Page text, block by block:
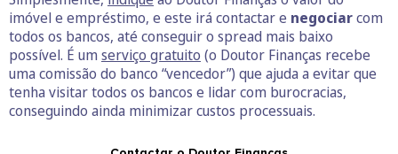
imóvel e empréstimo, e este irá contactar e negociarcom
todos os bancos, até conseguir o spread mais baixo
possível. É um serviço gratuito (o Doutor Finanças recebe
uma comissão do banco “vencedor”) que ajuda a evitar que
tenha visitar todos os bancos e lidar com burocracias,
conseguindo ainda minimizar custos processuais.